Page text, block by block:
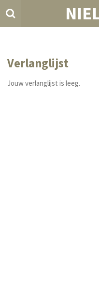
Ga
direct
Verlanglijst
Jouw verlanglijst is leeg.